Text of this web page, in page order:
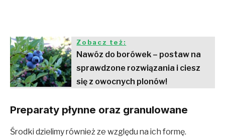
Zobacz też:
Nawóz do borówek – postaw na
sprawdzone rozwiązania i ciesz
się z owocnych plonów!
Preparaty płynne oraz granulowane
Środki dzielimy również ze względu na ich formę.